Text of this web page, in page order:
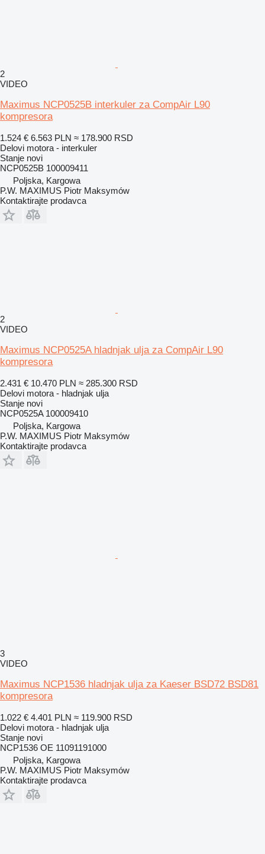
2
VIDEO
Maximus NCP0525B interkuler za CompAir L90
kompresora
1.524 € 6.563 PLN ≈ 178.900 RSD
Delovi motora - interkuler
Stanje novi
NCP0525B 100009411
Poljska, Kargowa
P.W. MAXIMUS Piotr Maksymów
Kontaktirajte prodavca
2
VIDEO
Maximus NCP0525A hladnjak ulja za CompAir L90
kompresora
2.431 € 10.470 PLN ≈ 285.300 RSD
Delovi motora - hladnjak ulja
Stanje novi
NCP0525A 100009410
Poljska, Kargowa
P.W. MAXIMUS Piotr Maksymów
Kontaktirajte prodavca
3
VIDEO
Maximus NCP1536 hladnjak ulja za Kaeser BSD72 BSD81
kompresora
1.022 € 4.401 PLN ≈ 119.900 RSD
Delovi motora - hladnjak ulja
Stanje novi
NCP1536 OE 11091191000
Poljska, Kargowa
P.W. MAXIMUS Piotr Maksymów
Kontaktirajte prodavca